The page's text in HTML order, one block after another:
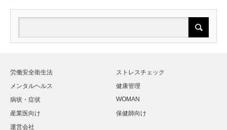
労働安全衛生法
ストレスチェック
メンタルヘルス
健康管理
病状・症状
WOMAN
産業医向け
保健師向け
運営会社